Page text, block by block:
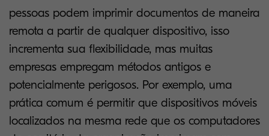
pessoas podem imprimir documentos de maneira
remota a partir de qualquer dispositivo, isso
incrementa sua flexibilidade, mas muitas
empresas empregam métodos antigos e
potencialmente perigosos. Por exemplo, uma
prática comum é permitir que dispositivos móveis
localizados na mesma rede que os computadores